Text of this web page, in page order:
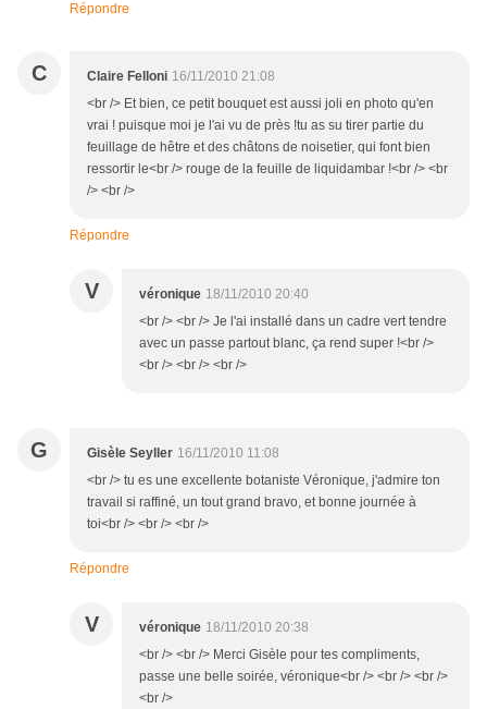
Répondre
C Claire Felloni 16/11/2010 21:08
<br /> Et bien, ce petit bouquet est aussi joli en photo qu'en
vrai ! puisque moi je l'ai vu de près !tu as su tirer partie du
feuillage de hêtre et des châtons de noisetier, qui font bien
ressortir le<br /> rouge de la feuille de liquidambar !<br /> <br
/> <br />
Répondre
V véronique 18/11/2010 20:40
<br /> <br /> Je l'ai installé dans un cadre vert tendre
avec un passe partout blanc, ça rend super !<br />
<br /> <br /> <br />
G Gisèle Seyller 16/11/2010 11:08
<br /> tu es une excellente botaniste Véronique, j'admire ton
travail si raffiné, un tout grand bravo, et bonne journée à
toi<br /> <br /> <br />
Répondre
V véronique 18/11/2010 20:38
<br /> <br /> Merci Gisèle pour tes compliments,
passe une belle soirée, véronique<br /> <br /> <br />
<br />